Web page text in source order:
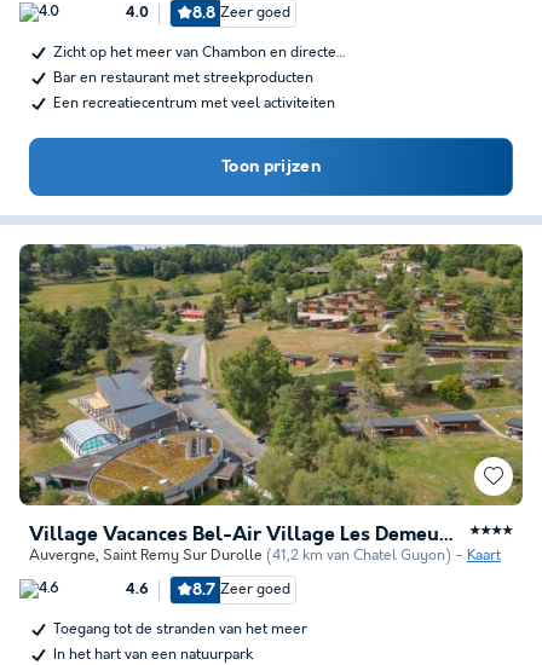
4.0 8.8 Zeer goed
Zicht op het meer van Chambon en directe…
Bar en restaurant met streekproducten
Een recreatiecentrum met veel activiteiten
Toon prijzen
Village Vacances Bel-Air Village Les Demeures du Lac ★★★★
Auvergne, Saint Remy Sur Durolle (41,2 km van Chatel Guyon) Kaart
4.6 8.7 Zeer goed
Toegang tot de stranden van het meer
In het hart van een natuurpark